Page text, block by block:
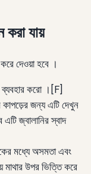
করা যায়
দেওয়া হবে ।
করো ।[F]
জন্য এটি দেখুন
জ্বালানির স্বাদ
মধ্যে অসমতা এবং
মাথার উপর ভিত্তি করে